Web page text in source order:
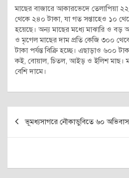
মাছের বাজারে আকারভেদে তেলাপিয়া
থেকে ২৪০ টাকা, যা গত সপ্তাহেও ১০
হয়েছে। অন্য মাছের মধ্যে মাঝারি ও
ও মৃগেল মাছের দাম প্রতি কেজি ৩০০
টাকা পর্যন্ত বিক্রি হচ্ছে। এছাড়াও ৬০০
কই, বোয়াল, চিতল, আইড় ও ইলিশ মাছ।
বেশি দামে।
navigation
ভূমধ্যসাগরে নৌকাডুবিতে ৬০